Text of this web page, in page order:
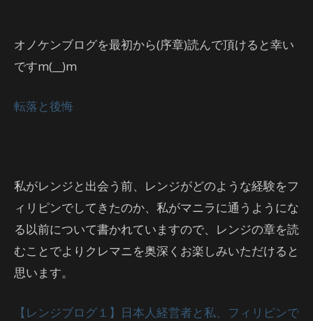
オノケンブログを最初から(序章)読んで頂けると幸い
ですm(__)m
転落と後悔
私がレンジと出会う前、レンジがどのような経験をフ
ィリピンでしてきたのか、私がマニラに通うようにな
る以前について書かれていますので、レンジの章を読
むことでよりクレマニを奥深くお楽しみいただけると
思います。
【レンジブログ１】日本人経営者と私、フィリピンで